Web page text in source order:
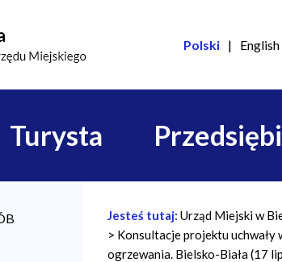
Polski English
Turysta
Ś
c
Jesteś tutaj: Urząd Miejski w
Konsultacje projektu uchwały
ogrzewania. Bielsko-Biała (17